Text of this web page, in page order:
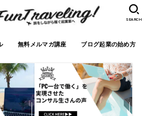
無料メルマガ講座 ブログ起業の始め方
SEARCH